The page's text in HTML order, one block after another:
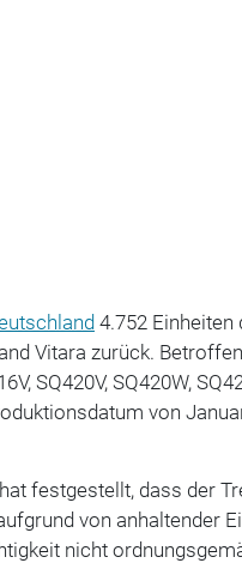
4.752 Einheiten
Vitara zurück.
SQ420V, SQ420W,
von
festgestellt, dass der
von anhaltender
nicht